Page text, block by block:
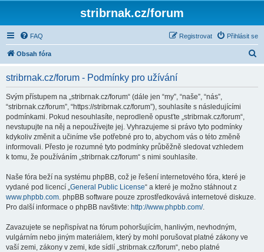
stribrnak.cz/forum
FAQ Přihlásit se
Registrovat
Obsah fóra
stribrnak.cz/forum - Podmínky pro užívání
Svým přístupem na „stribrnak.cz/forum“ (dále jen “my”, “naše”, “nás”,
“stribrnak.cz/forum”, “https://stribrnak.cz/forum”), souhlasíte s následujícími
podmínkami. Pokud nesouhlasíte, neprodleně opusťte „stribrnak.cz/forum“,
nevstupujte na něj a nepoužívejte jej. Vyhrazujeme si právo tyto podmínky
kdykoliv změnit a učiníme vše potřebné pro to, abychom vás o této změně
informovali. Přesto je rozumné tyto podmínky průběžně sledovat vzhledem
k tomu, že používáním „stribrnak.cz/forum“ s nimi souhlasíte.
Naše fóra beží na systému phpBB, což je řešení internetového fóra, které je
vydané pod licencí „General Public License“ a které je možno stáhnout z
www.phpbb.com. phpBB software pouze zprostředkovává internetové diskuze.
Pro další informace o phpBB navštivte: http://www.phpbb.com/.
Zavazujete se nepřispívat na fórum pohoršujícím, hanlivým, nevhodným,
vulgárním nebo jiným materiálem, který by mohl porušovat platné zákony ve
vaší zemi, zákony v zemi, kde sídlí „stribrnak.cz/forum“, nebo platné